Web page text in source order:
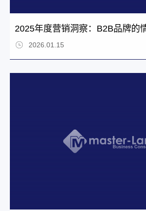
2025年度营销洞察：B2B品牌的
2026.01.15